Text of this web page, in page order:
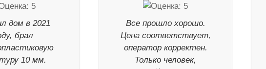
дом в 2021
брал
10 мм.
Все прошло хорошо.
Цена соответствует,
оператор корректен.
Только человек,